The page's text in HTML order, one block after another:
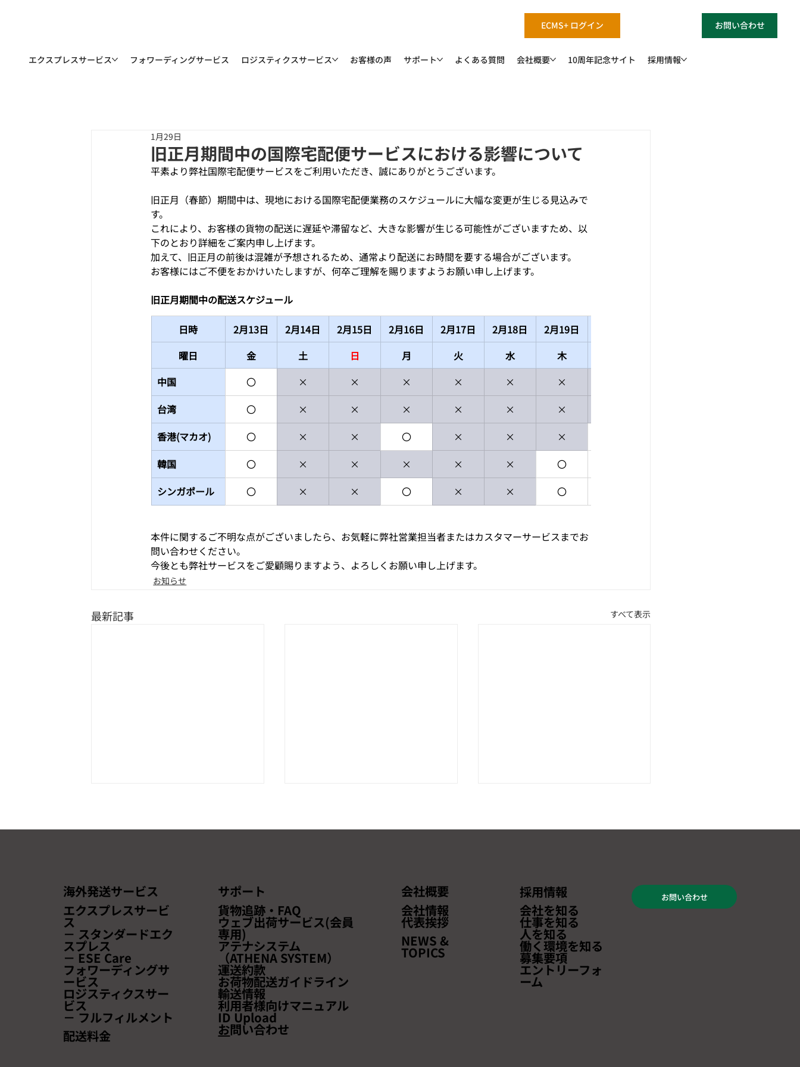
ECMS+ ログイン お問い合わせ
エクスプレスサービス フォワーディングサービス ロジスティクスサービス お客様の声 サポート よくある質問 会社概要 10周年記念サイト 採用情報
旧正月期間中の国際宅配便サービスにおける影響について
1月29日
平素より弊社国際宅配便サービスをご利用いただき、誠にありがとうございます。
旧正月（春節）期間中は、現地における国際宅配便業務のスケジュールに大幅な変更が生じる見込みで
す。
これにより、お客様の貨物の配送に遅延や滞留など、大きな影響が生じる可能性がございますため、以
下のとおり詳細をご案内申し上げます。
加えて、旧正月の前後は混雑が予想されるため、通常より配送にお時間を要する場合がございます。
お客様にはご不便をおかけいたしますが、何卒ご理解を賜りますようお願い申し上げます。
旧正月期間中の配送スケジュール
日時 2月13日 2月14日 2月15日 2月16日 2月17日 2月18日 2月19日
曜日
金 土 日 月 火 水 木
中国
〇 × × × × × ×
台湾
〇 × × × × × ×
香港(マカオ)
〇 × × 〇 × × ×
韓国
〇 × × × × × 〇
シンガポール
〇 × × 〇 × × 〇
本件に関するご不明な点がございましたら、お気軽に弊社営業担当者またはカスタマーサービスまでお
問い合わせください。
今後とも弊社サービスをご愛顧賜りますよう、よろしくお願い申し上げます。
お知らせ
最新記事 すべて表示
2026年8月前半（8/1～
8/15）燃油サーチャージのお
知らせ
2026年7月後半（7/16～
7/31）燃油サーチャージのお
知らせ
2026年7月前半（7/1～
7/15）燃油サーチャージのお
知らせ
海外発送サービス
エクスプレスサービ
ス
－ スタンダードエク
スプレス
－ ESE Care
フォワーディングサ
ービス
ロジスティクスサー
ビス
－ フルフィルメント
配送料金
サポート
貨物追跡・FAQ
ウェブ出荷サービス(会員
専用)
アテナシステム
（ATHENA SYSTEM）
運送約款
お荷物配送ガイドライン
輸送情報
利用者様向けマニュアル
ID Upload
お問い合わせ
会社概要
会社情報
代表挨拶
NEWS &
TOPICS
採用情報
会社を知る
仕事を知る
人を知る
働く環境を知る
募集要項
エントリーフォ
ーム
お問い合わせ